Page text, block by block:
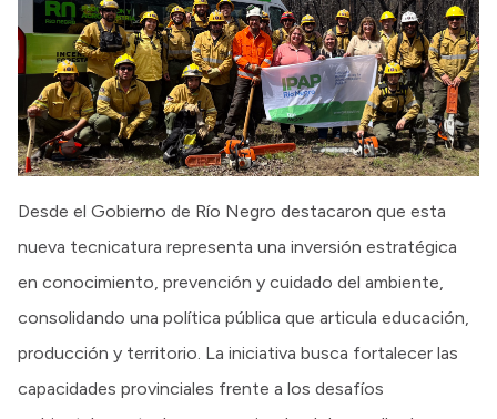
Desde el Gobierno de Río Negro destacaron que esta
nueva tecnicatura representa una inversión estratégica
en conocimiento, prevención y cuidado del ambiente,
consolidando una política pública que articula educación,
producción y territorio. La iniciativa busca fortalecer las
capacidades provinciales frente a los desafíos